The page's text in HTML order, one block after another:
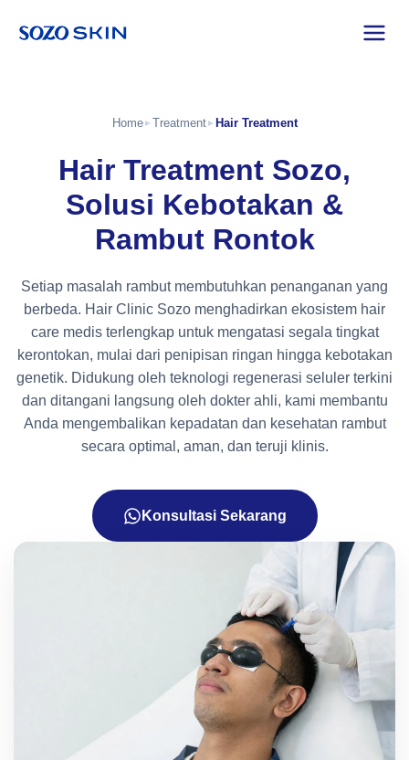
Home► Treatment► Hair Treatment
Hair Treatment Sozo,
Solusi Kebotakan &
Rambut Rontok
Setiap masalah rambut membutuhkan penanganan yang
berbeda. Hair Clinic Sozo menghadirkan ekosistem hair
care medis terlengkap untuk mengatasi segala tingkat
kerontokan, mulai dari penipisan ringan hingga kebotakan
genetik. Didukung oleh teknologi regenerasi seluler terkini
dan ditangani langsung oleh dokter ahli, kami membantu
Anda mengembalikan kepadatan dan kesehatan rambut
secara optimal, aman, dan teruji klinis.
Konsultasi Sekarang